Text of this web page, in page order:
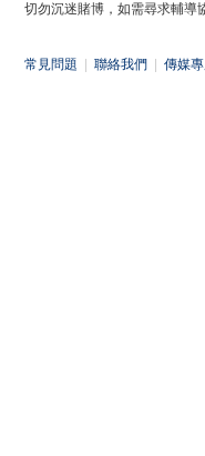
切勿沉迷賭博，如需尋求輔導
常見問題 聯絡我們 傳媒